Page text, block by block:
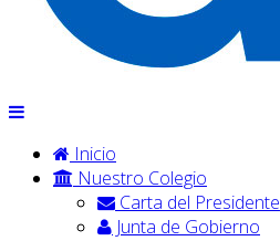
Inicio
Nuestro Colegio
Carta del Presidente
Junta de Gobierno